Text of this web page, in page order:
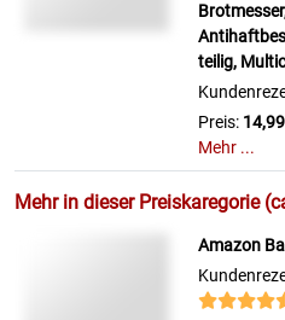
teilig,
Preis:
Mehr ...
Mehr in dieser Preiskaregorie
Amazon